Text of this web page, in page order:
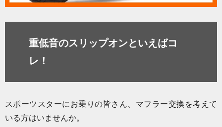
重低音のスリップオンといえばコ
レ！
スポーツスターにお乗りの皆さん、マフラー交換を考えて
いる方はいませんか。